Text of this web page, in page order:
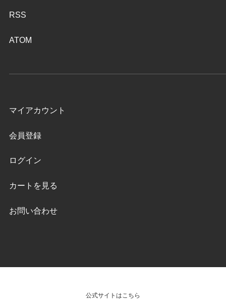
RSS
ATOM
マイアカウント
会員登録
ログイン
カートを見る
お問い合わせ
公式サイトはこちら